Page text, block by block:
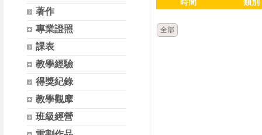
著作
專業證照
課表
教學經驗
得獎紀錄
教學觀摩
班級經營
全部